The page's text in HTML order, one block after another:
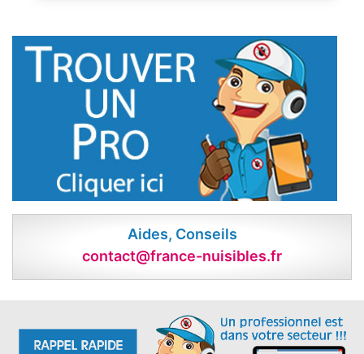
Aides, Conseils
contact@france-nuisibles.fr